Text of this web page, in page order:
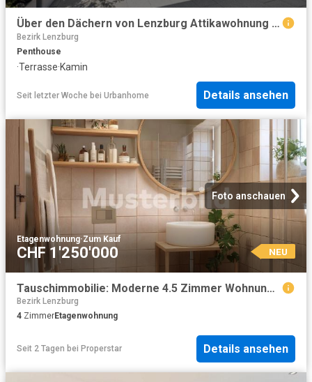
Über den Dächern von Lenzburg Attikawohnung mit grosser Dachterrasse
Bezirk Lenzburg
Penthouse
·Terrasse·Kamin
Seit letzter Woche bei Urbanhome Details ansehen
Foto anschauen
Etagenwohnung·Zum Kauf
CHF 1'250'000 NEU
Tauschimmobilie: Moderne 4.5 Zimmer Wohnung in Lenzburg – Perfekt für Familien
Bezirk Lenzburg
4 ZimmerEtagenwohnung
Seit 2 Tagen bei Properstar Details ansehen